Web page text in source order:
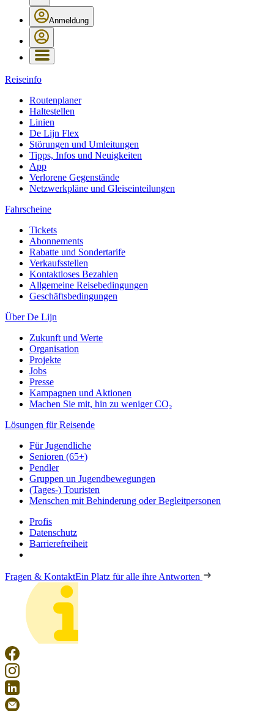
Anmeldung
Reiseinfo
Routenplaner
Haltestellen
Linien
De Lijn Flex
Störungen und Umleitungen
Tipps, Infos und Neuigkeiten
App
Verlorene Gegenstände
Netzwerkpläne und Gleiseinteilungen
Fahrscheine
Tickets
Abonnements
Rabatte und Sondertarife
Verkaufsstellen
Kontaktloses Bezahlen
Allgemeine Reisebedingungen
Geschäftsbedingungen
Über De Lijn
Zukunft und Werte
Organisation
Projekte
Jobs
Presse
Kampagnen und Aktionen
Machen Sie mit, hin zu weniger CO₂
Lösungen für Reisende
Für Jugendliche
Senioren (65+)
Pendler
Gruppen un Jugendbewegungen
(Tages-) Touristen
Menschen mit Behinderung oder Begleitpersonen
Profis
Datenschutz
Barrierefreiheit
Fragen & KontaktEin Platz für alle ihre Antworten